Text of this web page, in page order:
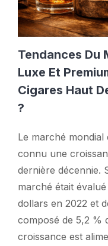
Tendances Du
Luxe Et
Cigares Haut
?
Le marché mondial
connu une
dernière décennie.
marché était
dollars en 2022 et
composé de 5,2 %
croissance est